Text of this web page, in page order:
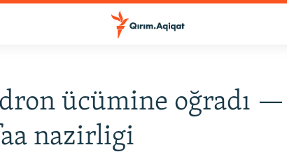
dron ücümine oğradı —
nazirligi